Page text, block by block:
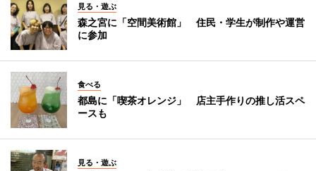
見る・遊ぶ
森之宮に「空間美術館」 住民・学生が制作や運営
に参加
食べる
都島に「喫茶オレンジ」 店主手作りの推し活スペ
ースも
見る・遊ぶ